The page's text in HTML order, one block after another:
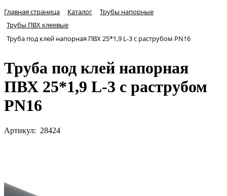
Главная страница Каталог
Трубы напорные
Трубы ПВХ клеевые
Труба под клей напорная ПВХ 25*1,9 L-3 с раструбом PN16
Труба под клей напорная
ПВХ 25*1,9 L-3 с раструбом
PN16
Артикул: 28424